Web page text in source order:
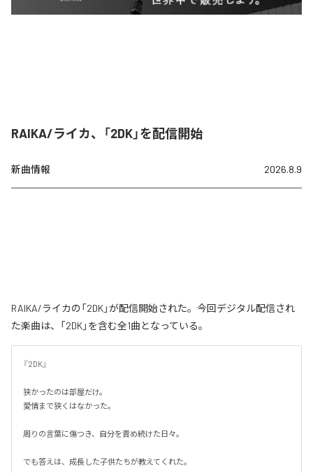
RAIKA/ライカ、「2DK」を配信開始
新曲情報 2026.8.9
RAIKA/ライカの「2DK」が配信開始された。今回デジタル配信され
た楽曲は、「2DK」を含む全1曲となっている。
『2DK』
狭かったのは部屋だけ。
愛情まで狭くはなかった。
周りの言葉に傷つき、自分を責め続けた日々。
でも答えは、成長した子供たちが教えてくれた。